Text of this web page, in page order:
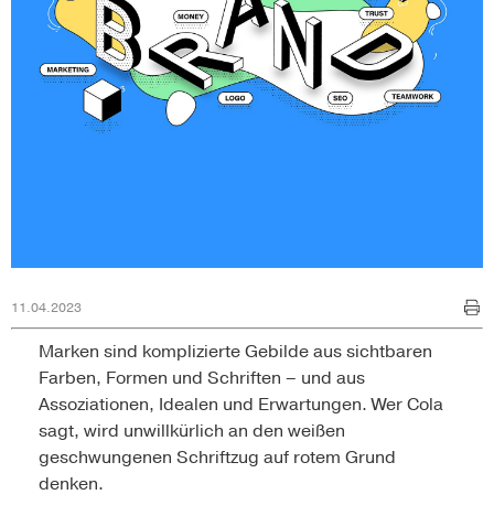
11.04.2023
Marken sind komplizierte Gebilde aus sichtbaren
Farben, Formen und Schriften – und aus
Assoziationen, Idealen und Erwartungen. Wer Cola
sagt, wird unwillkürlich an den weißen
geschwungenen Schriftzug auf rotem Grund
denken.